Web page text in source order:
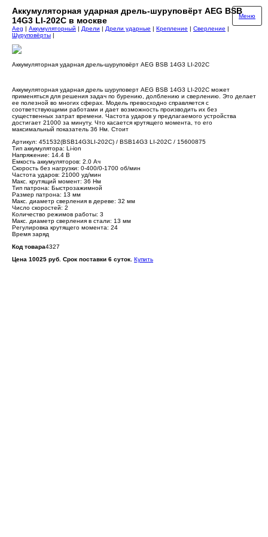
Аккумуляторная ударная дрель-шуруповёрт AEG BSB
14G3 LI-202C в москве
Меню
Aeg | Аккумуляторный | Дрели | Дрели ударные | Крепление | Сверление |
Шуруповёрты |
Аккумуляторная ударная дрель-шуруповёрт AEG BSB 14G3 LI-202C
Аккумуляторная ударная дрель шуруповерт AEG BSB 14G3 LI-202C может
применяться для решения задач по бурению, долблению и сверлению. Это делает
ее полезной во многих сферах. Модель превосходно справляется с
соответствующими работами и дает возможность производить их без
существенных затрат времени. Частота ударов у предлагаемого устройства
достигает 21000 за минуту. Что касается крутящего момента, то его
максимальный показатель 36 Нм. Стоит
Артикул: 451532(BSB14G3LI-202C) / BSB14G3 LI-202C / 15600875
Тип аккумулятора: Li-ion
Напряжение: 14.4 В
Емкость аккумуляторов: 2.0 Ач
Скорость без нагрузки: 0-400/0-1700 об/мин
Частота ударов: 21000 уд/мин
Макс. крутящий момент: 36 Нм
Тип патрона: Быстрозажимной
Размер патрона: 13 мм
Макс. диаметр сверления в дереве: 32 мм
Число скоростей: 2
Количество режимов работы: 3
Макс. диаметр сверления в стали: 13 мм
Регулировка крутящего момента: 24
Время заряд
Код товара4327
Цена 10025 руб. Срок поставки 6 суток. Купить